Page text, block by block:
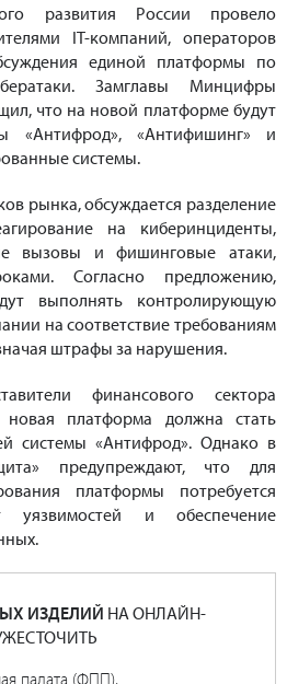
развития России провело
IT-компаний, операторов
единой платформы по
Замглавы Минцифры
что на новой платформе будут
«Антифрод», «Антифишинг» и
системы.
рынка, обсуждается разделение
на киберинциденты,
вызовы и фишинговые атаки,
Согласно предложению,
выполнять контролирующую
на соответствие требованиям
штрафы за нарушения.
финансового сектора
платформа должна стать
системы «Антифрод». Однако в
предупреждают, что для
платформы потребуется
и обеспечение
ИЗДЕЛИЙ НА ОНЛАЙН-
палата (ФПП),